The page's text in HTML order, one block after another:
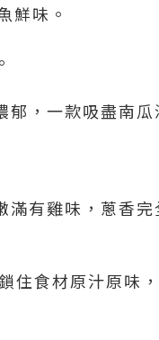
鮮味。
郁，一款吸盡南瓜
滿有雞味，蔥香完
住食材原汁原味